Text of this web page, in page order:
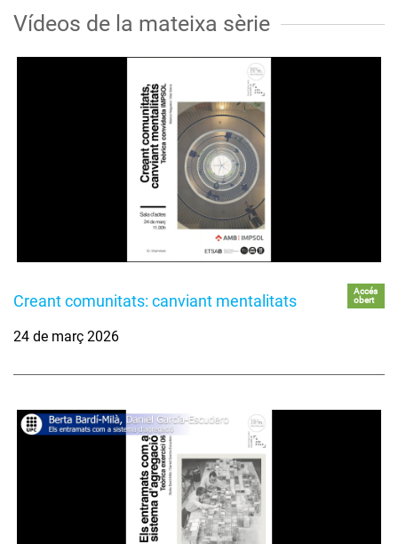
Vídeos de la mateixa sèrie
Creant comunitats: canviant mentalitats
Accés
obert
24 de març 2026